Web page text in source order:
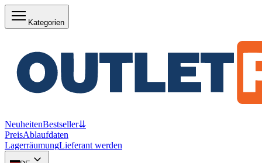
Kategorien
NeuheitenBestseller⇊
PreisAblaufdaten
LagerräumungLieferant werden